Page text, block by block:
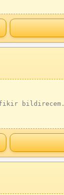
fikir bildirecem.